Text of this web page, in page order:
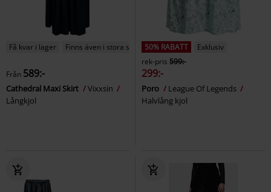
Få kvar i lager Finns även i stora storlekar
Från 589:-
Cathedral Maxi Skirt
Vixxsin
Långkjol
50% RABATT
Exklusiv
rek-pris 599:-
299:-
Poro
League Of Legends
Halvlång kjol